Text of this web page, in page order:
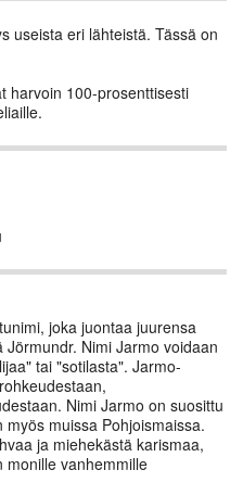
useista eri lähteistä. Tässä on
harvoin 100-prosenttisesti
joka juontaa juurensa
Nimi Jarmo voidaan
tai "sotilasta". Jarmo-
Nimi Jarmo on suosittu
muissa Pohjoismaissa.
ja miehekästä karismaa,
monille vanhemmille